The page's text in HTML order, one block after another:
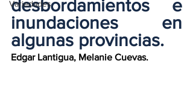
Variedades
desbordamientos e
inundaciones en
algunas provincias.
Edgar Lantigua, Melanie Cuevas.